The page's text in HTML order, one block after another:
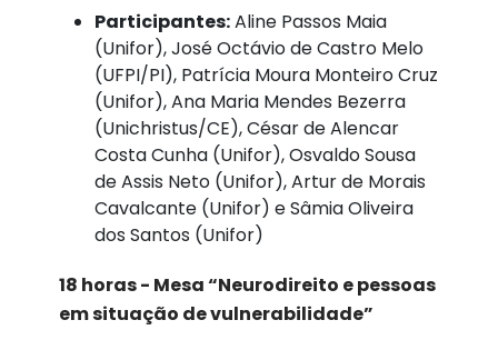
Participantes:Aline Passos Maia
(Unifor), José Octávio de Castro Melo
(UFPI/PI), Patrícia Moura Monteiro Cruz
(Unifor), Ana Maria Mendes Bezerra
(Unichristus/CE), César de Alencar
Costa Cunha (Unifor), Osvaldo Sousa
de Assis Neto (Unifor), Artur de Morais
Cavalcante (Unifor) e Sâmia Oliveira
dos Santos (Unifor)
18 horas - Mesa “Neurodireito e pessoas
em situação de vulnerabilidade”